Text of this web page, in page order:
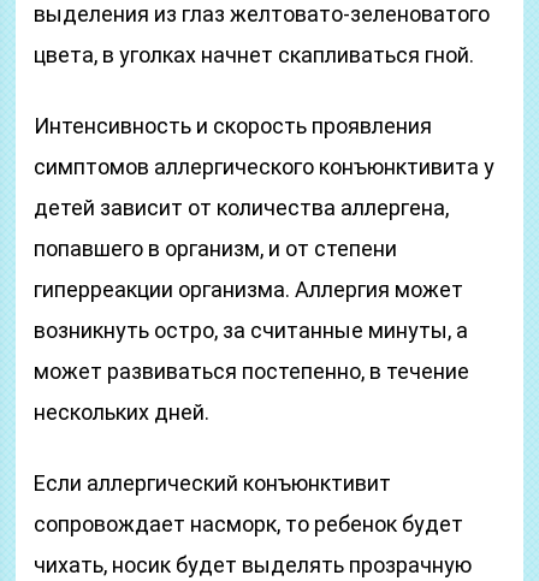
выделения из глаз желтовато-зеленоватого
цвета, в уголках начнет скапливаться гной.
Интенсивность и скорость проявления
симптомов аллергического конъюнктивита у
детей зависит от количества аллергена,
попавшего в организм, и от степени
гиперреакции организма. Аллергия может
возникнуть остро, за считанные минуты, а
может развиваться постепенно, в течение
нескольких дней.
Если аллергический конъюнктивит
сопровождает насморк, то ребенок будет
чихать, носик будет выделять прозрачную